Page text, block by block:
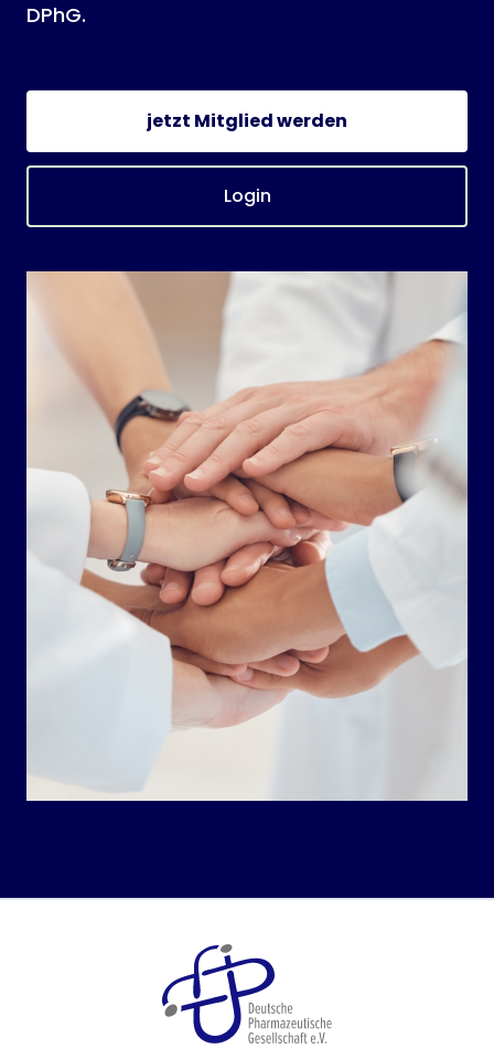
DPhG.
jetzt Mitglied werden
Login